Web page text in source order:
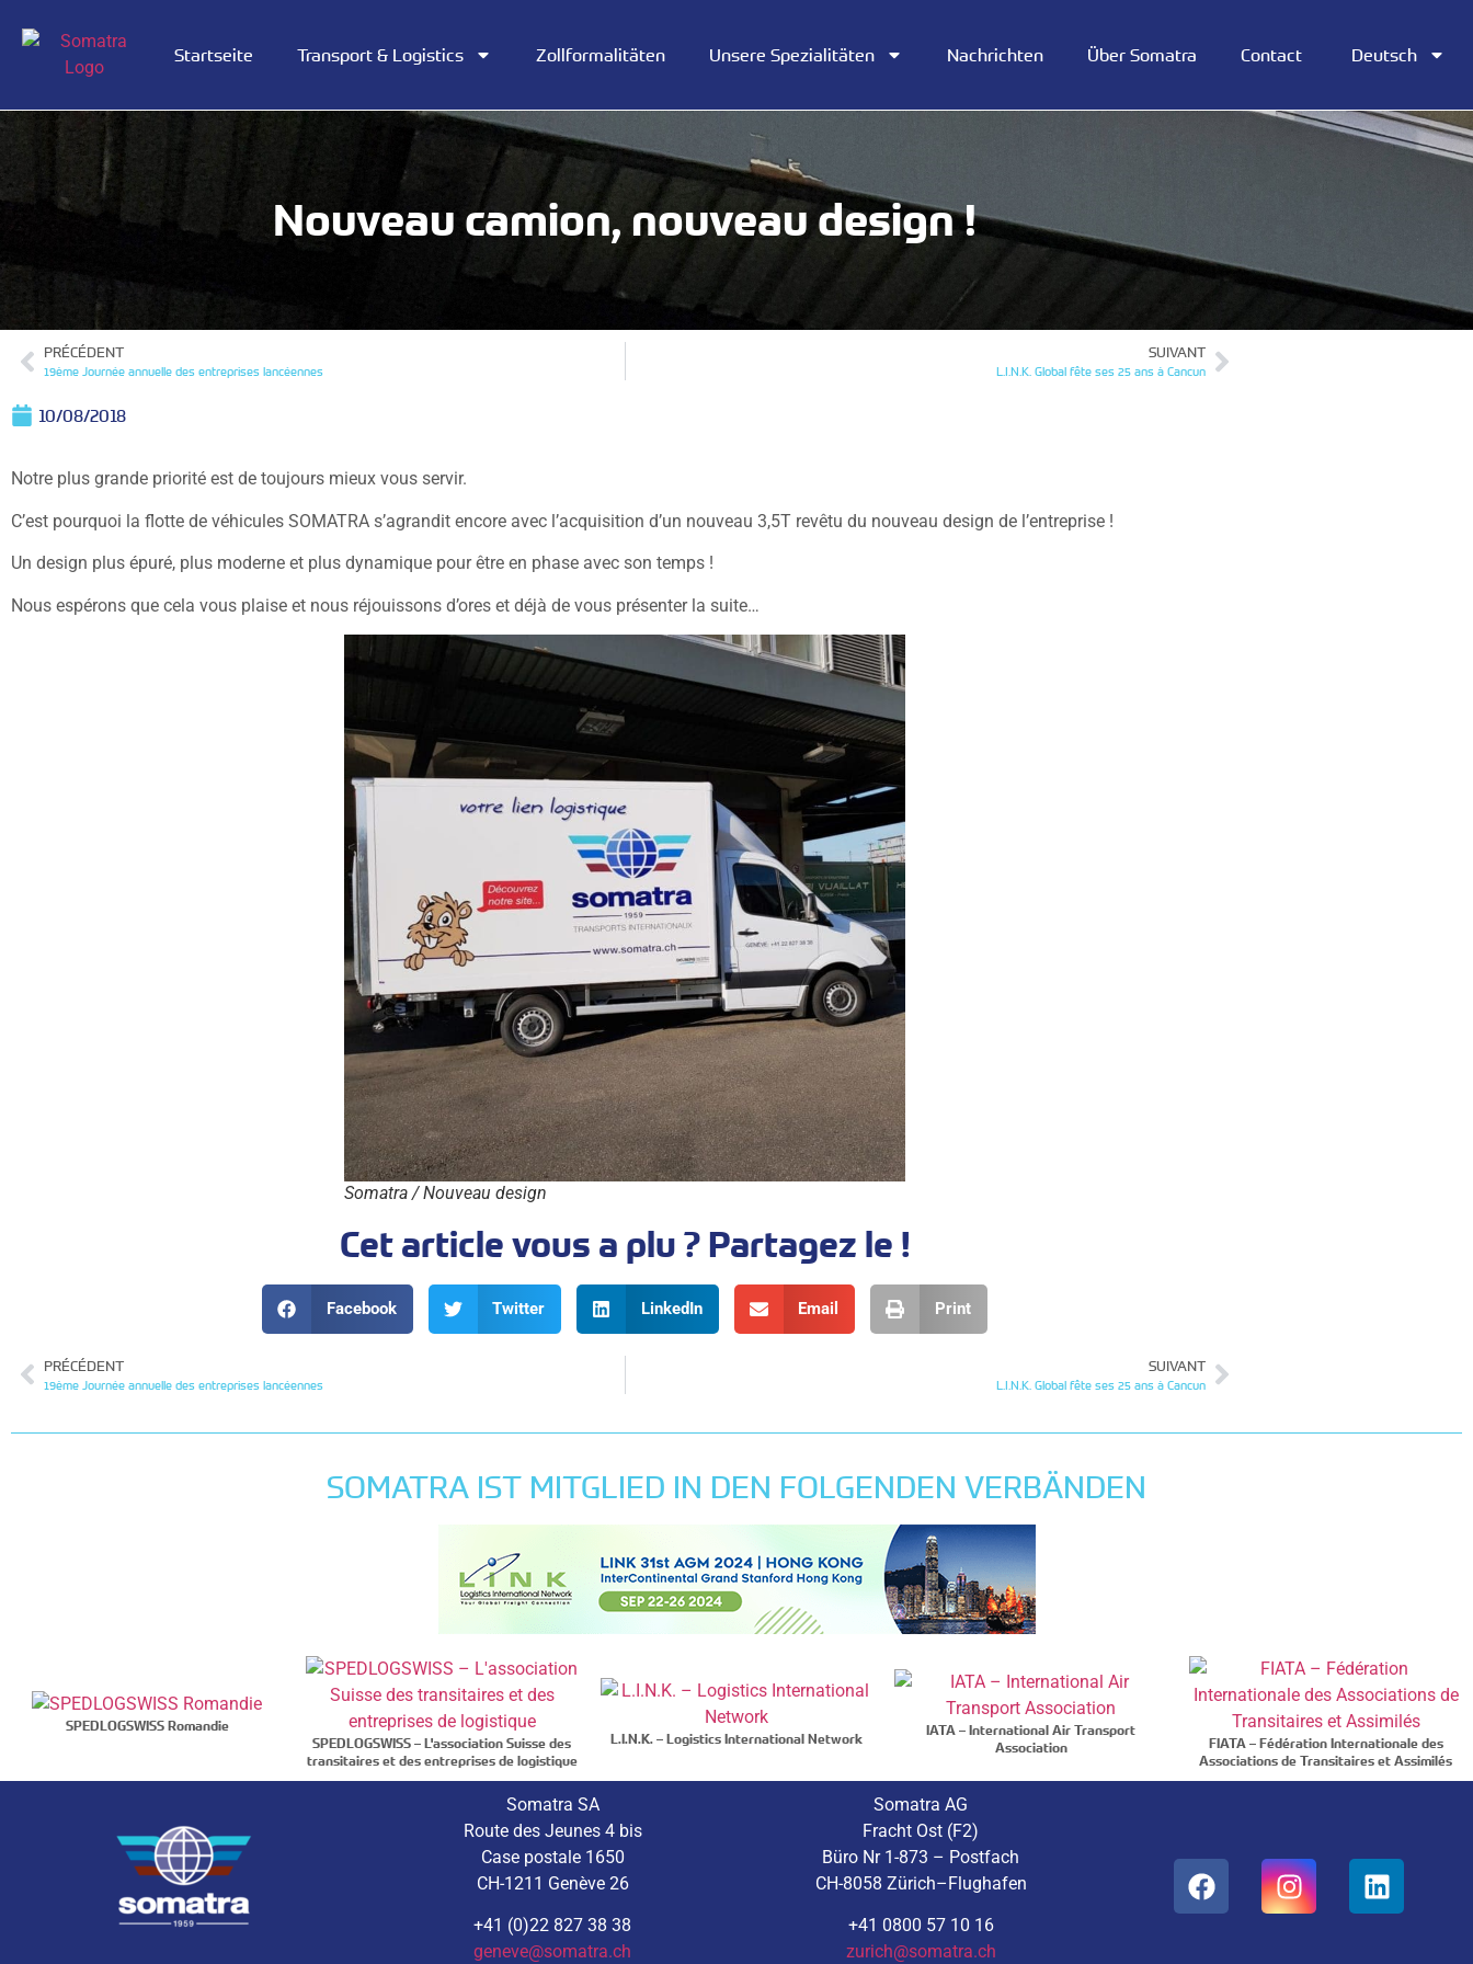
Startseite Transport & Logistics Zollformalitäten Unsere Spezialitäten Nachrichten Über Somatra Contact Deutsch
Nouveau camion, nouveau design !
PRÉCÉDENT
19ème Journée annuelle des entreprises lancéennes
SUIVANT
L.I.N.K. Global fête ses 25 ans à Cancun
10/08/2018
Notre plus grande priorité est de toujours mieux vous servir.
C’est pourquoi la flotte de véhicules SOMATRA s’agrandit encore avec l’acquisition d’un nouveau 3,5T revêtu du nouveau design de l’entreprise !
Un design plus épuré, plus moderne et plus dynamique pour être en phase avec son temps !
Nous espérons que cela vous plaise et nous réjouissons d’ores et déjà de vous présenter la suite…
Somatra / Nouveau design
Cet article vous a plu ? Partagez le !
Facebook Twitter LinkedIn Email Print
PRÉCÉDENT
19ème Journée annuelle des entreprises lancéennes
SUIVANT
L.I.N.K. Global fête ses 25 ans à Cancun
SOMATRA IST MITGLIED IN DEN FOLGENDEN VERBÄNDEN
SPEDLOGSWISS Romandie
SPEDLOGSWISS – L'association Suisse des
transitaires et des entreprises de logistique
L.I.N.K. – Logistics International Network
IATA – International Air Transport
Association
FIATA – Fédération Internationale des
Associations de Transitaires et Assimilés
Somatra SA
Route des Jeunes 4 bis
Case postale 1650
CH-1211 Genève 26
+41 (0)22 827 38 38
geneve@somatra.ch
Somatra AG
Fracht Ost (F2)
Büro Nr 1-873 – Postfach
CH-8058 Zürich–Flughafen
+41 0800 57 10 16
zurich@somatra.ch